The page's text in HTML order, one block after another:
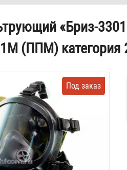
«Бриз-
(ППМ) категория
Под заказ